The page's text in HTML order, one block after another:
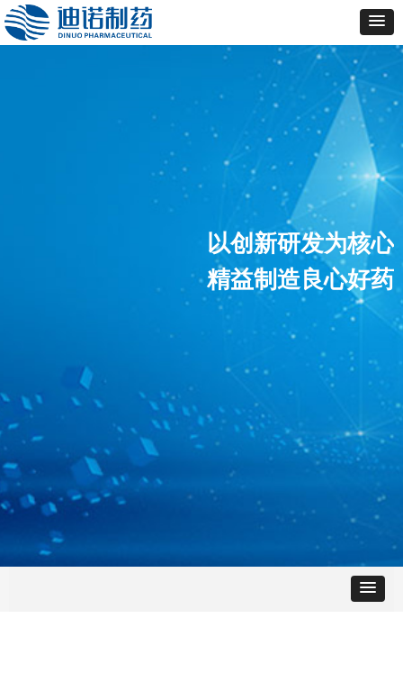
以创新研发为核心
精益制造良心好药